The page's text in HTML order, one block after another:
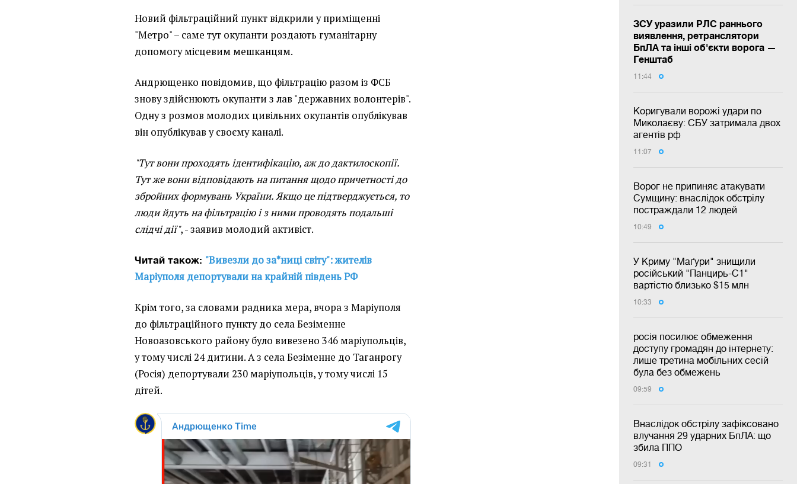
ЗСУ уразили РЛС раннього
виявлення, ретранслятори
БпЛА та інші об'єкти ворога —
Генштаб
11:44
Коригували ворожі удари по
Миколаєву: СБУ затримала двох
агентів рф
11:07
Ворог не припиняє атакувати
Сумщину: внаслідок обстрілу
постраждали 12 людей
10:49
У Криму "Маґури" знищили
російський "Панцирь-С1"
вартістю близько $15 млн
10:33
росія посилює обмеження
доступу громадян до інтернету:
лише третина мобільних сесій
була без обмежень
09:59
Внаслідок обстрілу зафіксовано
влучання 29 ударних БпЛА: що
збила ППО
09:31
Новий фільтраційний пункт відкрили у приміщенні
"Метро" – саме тут окупанти роздають гуманітарну
допомогу місцевим мешканцям.
Андрющенко повідомив, що фільтрацію разом із ФСБ
знову здійснюють окупанти з лав "державних волонтерів".
Одну з розмов молодих цивільних окупантів опублікував
він опублікував у своєму каналі.
"Тут вони проходять ідентифікацію, аж до дактилоскопії.
Тут же вони відповідають на питання щодо причетності до
збройних формувань України. Якщо це підтверджується, то
люди йдуть на фільтрацію і з ними проводять подальші
слідчі дії", - заявив молодий активіст.
Читай також: "Вивезли до за*ниці світу": жителів
Маріуполя депортували на крайній південь РФ
Крім того, за словами радника мера, вчора з Маріуполя
до фільтраційного пункту до села Безіменне
Новоазовського району було вивезено 346 маріупольців,
у тому числі 24 дитини. А з села Безіменне до Таганрогу
(Росія) депортували 230 маріупольців, у тому числі 15
дітей.